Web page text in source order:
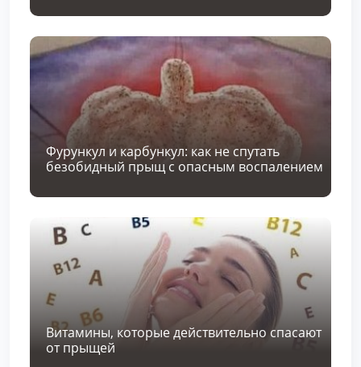
Фурункул и карбункул: как не спутать
безобидный прыщ с опасным воспалением
Витамины, которые действительно спасают
от прыщей